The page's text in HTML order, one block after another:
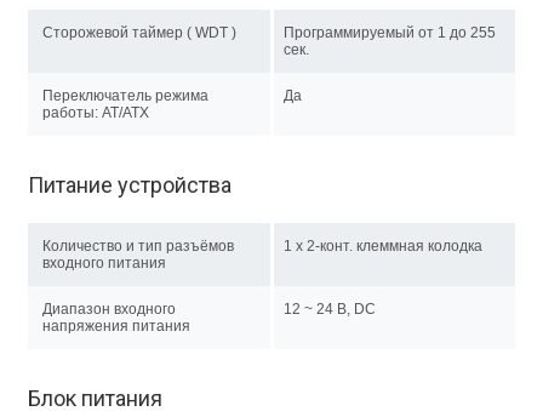
Сторожевой таймер ( WDT )
Программируемый от 1 до 255
сек.
Переключатель режима
работы: AT/ATX
Да
Питание устройства
Количество и тип разъёмов
входного питания
1 x 2-конт. клеммная колодка
Диапазон входного
напряжения питания
12 ~ 24 В, DC
Блок питания